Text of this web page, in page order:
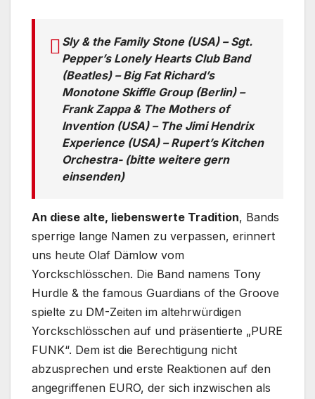
Sly & the Family Stone (USA) – Sgt.
Pepper’s Lonely Hearts Club Band
(Beatles) –Big FatRichard’s
Monotone SkiffleGroup (Berlin) –
Frank Zappa & The Mothers of
Invention (USA) – The Jimi Hendrix
Experience (USA) – Rupert’s Kitchen
Orchestra- (bitte weitere gern
einsenden)
An diese alte, liebenswerte Tradition, Bands
sperrige lange Namen zu verpassen, erinnert
uns heute Olaf Dämlow vom
Yorckschlösschen. Die Band namens Tony
Hurdle & the famous Guardians of the Groove
spielte zu DM-Zeiten im altehrwürdigen
Yorckschlösschen auf und präsentierte „PURE
FUNK“. Dem ist die Berechtigung nicht
abzusprechen und erste Reaktionen auf den
angegriffenen EURO, der sich inzwischen als